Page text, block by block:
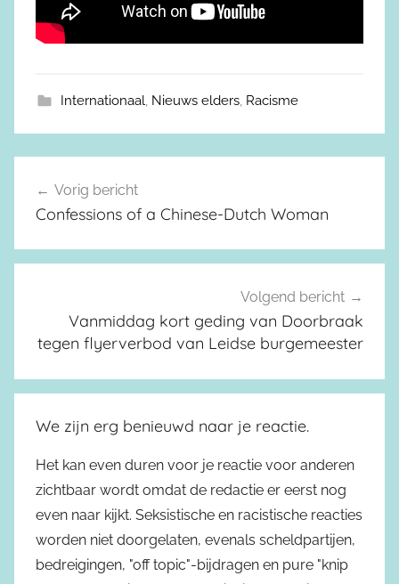
Internationaal, Nieuws elders, Racisme
Berichtnavigatie
Vorig bericht
Confessions of a Chinese-Dutch Woman
Volgend bericht
Vanmiddag kort geding van Doorbraak
tegen flyerverbod van Leidse burgemeester
We zijn erg benieuwd naar je reactie.
Het kan even duren voor je reactie voor anderen
zichtbaar wordt omdat de redactie er eerst nog
even naar kijkt. Seksistische en racistische reacties
worden niet doorgelaten, evenals scheldpartijen,
bedreigingen, "off topic"-bijdragen en pure "knip